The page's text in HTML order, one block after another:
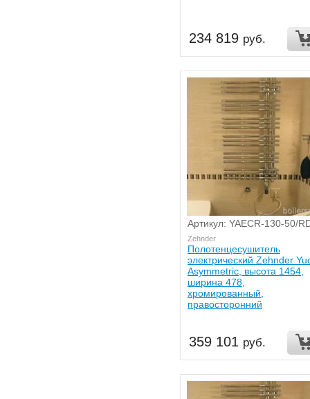
234 819 руб.
Артикул: YAECR-130-50/
Zehnder
Полотенцесушитель
электрический Zehnder
Asymmetric, высота 1454,
ширина 478,
хромированный,
правосторонний
359 101 руб.